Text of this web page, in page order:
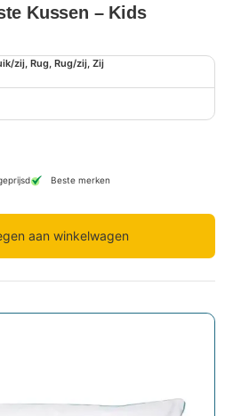
Kussen – Kids
zij, Rug, Rug/zij, Zij
Beste merken
aan winkelwagen